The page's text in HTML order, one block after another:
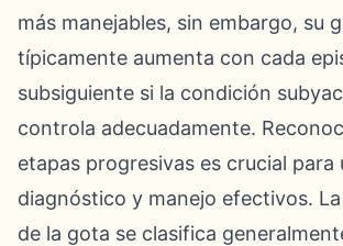
más manejables, sin embargo, su
típicamente aumenta con cada
subsiguiente si la condición
controla adecuadamente.
etapas progresivas es crucial para
diagnóstico y manejo efectivos.
de la gota se clasifica